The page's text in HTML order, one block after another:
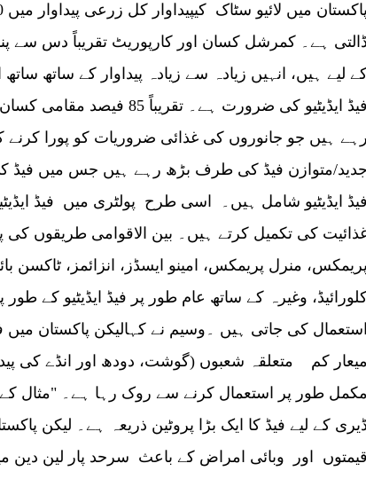
ڈالتی ہے۔ کمرشل کسان اور کارپوریٹ تقریباً دس سے
لیے ہیں، انہیں زیادہ سے زیادہ پیداوار کے ساتھ
فیڈ ایڈیٹیو کی ضرورت ہے۔
رہے ہیں جو جانوروں کی غذائی ضروریات کو پورا
جدید/متوازن فیڈ کی طرف بڑھ رہے ہیں جس میں فیڈ کی
فیڈ ایڈیٹیو شامل ہیں۔ اسی طرح پولٹری میں فیڈ
کی تکمیل کرتے ہیں۔ بین الاقوامی طریقوں کی
پریمکس، منرل پریمکس، امینو ایسڈز، انزائمز، ٹاکسن
وغیرہ کے ساتھ عام طور پر فیڈ ایڈیٹیو کے
استعمال کی جاتی ہیں ۔وسیم نے کہالیکن پاکستان میں
میعار کم متعلقہ شعبوں (گوشت، دودھ اور انڈے کی
مکمل طور پر استعمال کرنے سے روک رہا ہے۔ "مثال کے
ڈیری کے لیے فیڈ کا ایک بڑا پروٹین ذریعہ ہے۔ لیکن
قیمتوں اور وبائی امراض کے باعث سرحد پار لین